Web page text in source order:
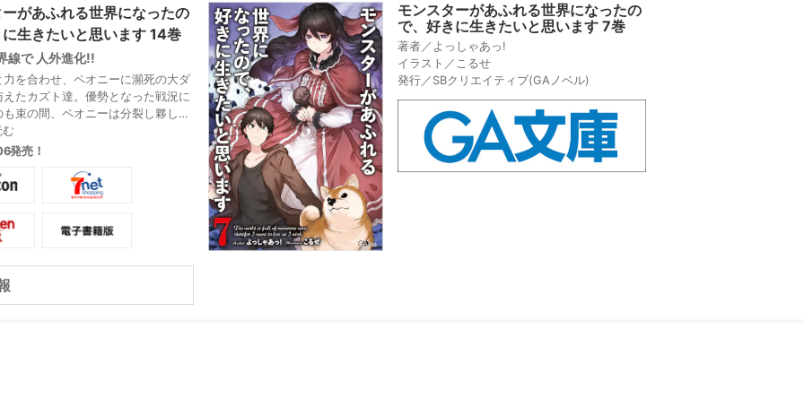
があふれる世界になったの
生きたいと思います 14巻
線で 人外進化!!
力を合わせ、ペオニーに瀕死の大ダ
えたカズト達。優勢となった戦況に
束の間、ペオニーは分裂し夥しい
らを襲う。一致団結して状況を打
るカズト達。だが、対峙したペオ
面には亡くなっていた友人や家族
ちた顔が浮かび上がり――!? ペオニ
がついに決着!!
発売！
モンスターがあふれる世界になったの
で、好きに生きたいと思います 7巻
著者／よっしゃあっ!
イラスト／こるせ
発行／SBクリエイティブ(GAノベル)